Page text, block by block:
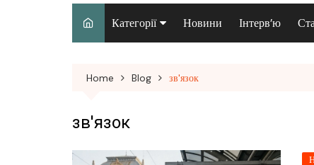
Категорії
Аудіо & відео
датацентри
Новини Інтерв’ю
Home Blog зв'язок
зв'язок